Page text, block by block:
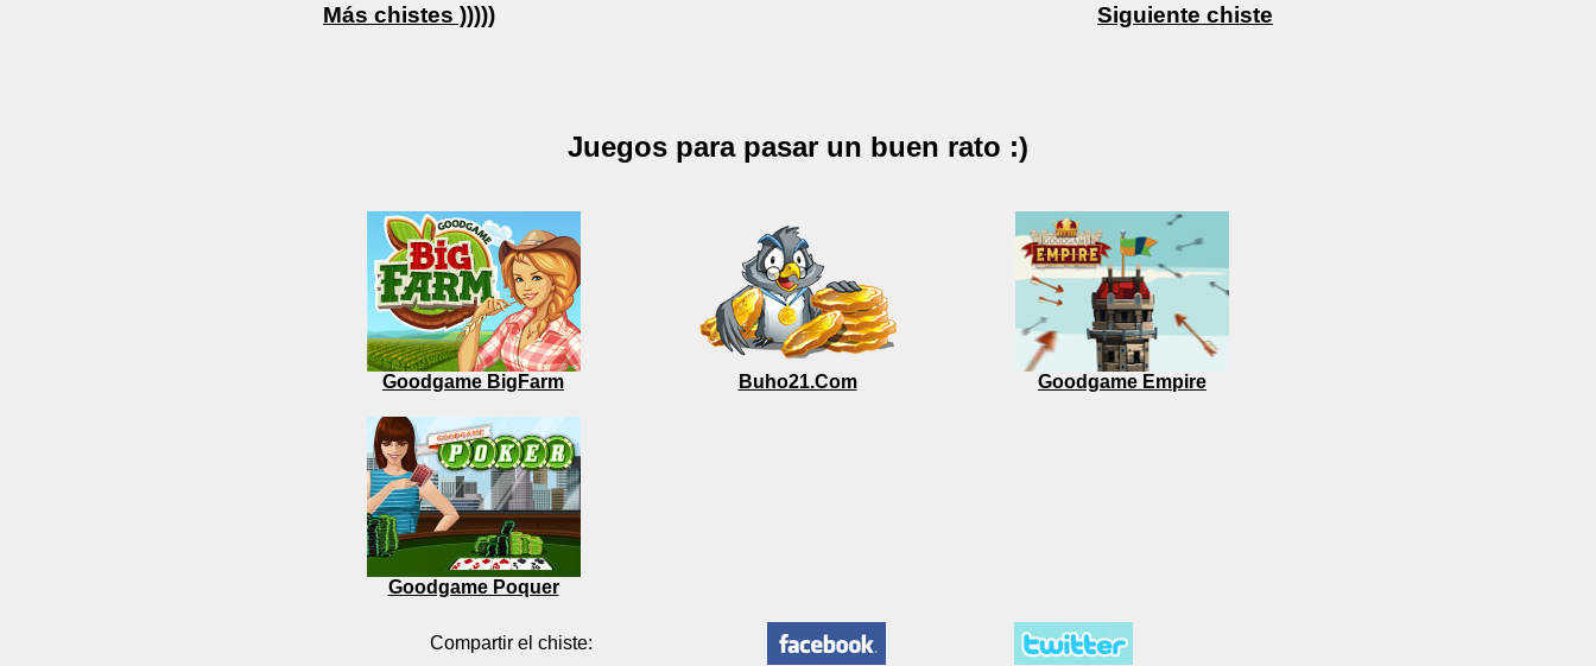
Más chistes ))))) Siguiente chiste
Juegos para pasar un buen rato :)
Goodgame BigFarm Buho21.Com Goodgame Empire
Goodgame Poquer
Compartir el chiste: